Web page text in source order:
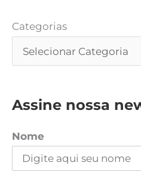
Categorias
Assine nossa
Nome